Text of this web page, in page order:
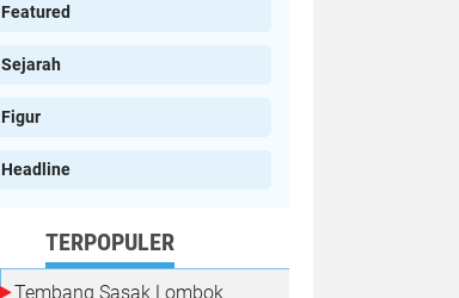
Featured
Sejarah
Figur
Headline
TERPOPULER
Tembang Sasak Lombok